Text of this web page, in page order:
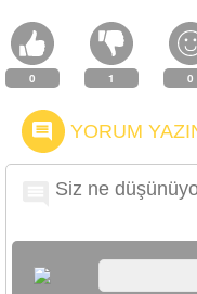
0 1 0
YORUM